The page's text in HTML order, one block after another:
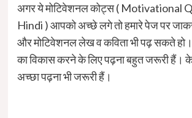
अगर ये मोटिवेशनल कोट्स ( Motivational
Hindi ) आपको अच्छे लगे तो हमारे पेज पर
और मोटिवेशनल लेख व कविता भी पढ़ सकते
का विकास करने के लिए पढ़ना बहुत जरूरी हैं।
अच्छा पढ़ना भी जरूरी हैं।